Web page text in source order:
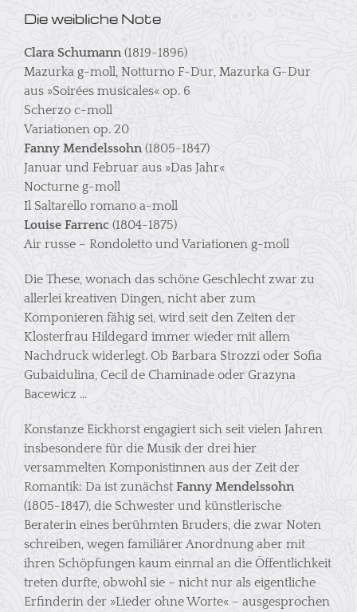
Die weibliche Note
Clara Schumann (1819-1896)
Mazurka g-moll, Notturno F-Dur, Mazurka G-Dur
aus »Soirées musicales« op. 6
Scherzo c-moll
Variationen op. 20
Fanny Mendelssohn (1805-1847)
Januar und Februar aus »Das Jahr«
Nocturne g-moll
Il Saltarello romano a-moll
Louise Farrenc (1804-1875)
Air russe – Rondoletto und Variationen g-moll
Die These, wonach das schöne Geschlecht zwar zu
allerlei kreativen Dingen, nicht aber zum
Komponieren fähig sei, wird seit den Zeiten der
Klosterfrau Hildegard immer wieder mit allem
Nachdruck widerlegt. Ob Barbara Strozzi oder Sofia
Gubaidulina, Cecil de Chaminade oder Grazyna
Bacewicz …
Konstanze Eickhorst engagiert sich seit vielen Jahren
insbesondere für die Musik der drei hier
versammelten Komponistinnen aus der Zeit der
Romantik: Da ist zunächst Fanny Mendelssohn
(1805-1847), die Schwester und künstlerische
Beraterin eines berühmten Bruders, die zwar Noten
schreiben, wegen familiärer Anordnung aber mit
ihren Schöpfungen kaum einmal an die Öffentlichkeit
treten durfte, obwohl sie – nicht nur als eigentliche
Erfinderin der »Lieder ohne Worte« – ausgesprochen